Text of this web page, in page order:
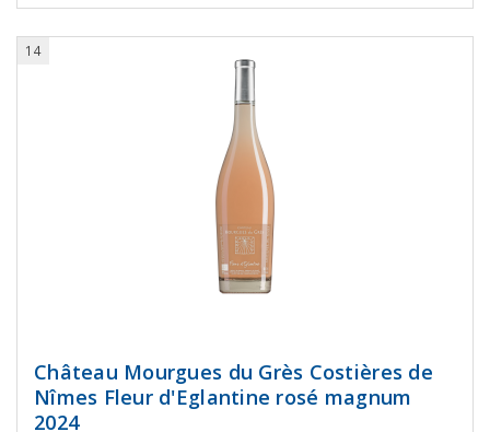
14
Château Mourgues du Grès Costières de
Nîmes Fleur d'Eglantine rosé magnum
2024